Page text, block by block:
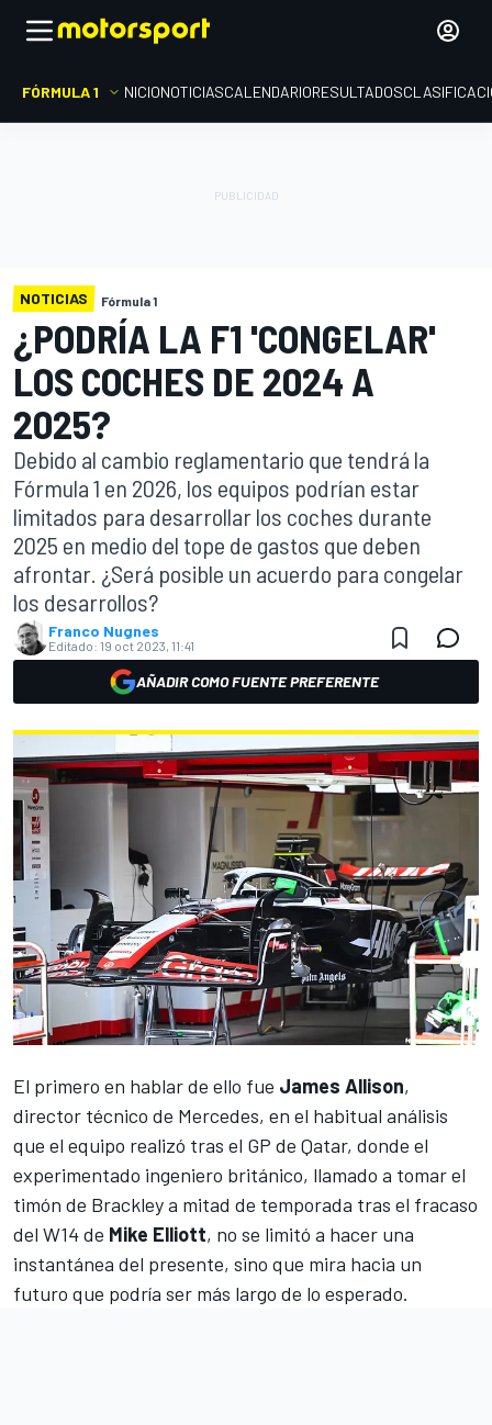
FÓRMULA 1 INICIONOTICIASCALENDARIORESULTADOS
NOTICIAS Fórmula 1
¿PODRÍA LA F1 'CONGELAR'
LOS COCHES DE 2024 A
2025?
Debido al cambio reglamentario que tendrá la
Fórmula 1 en 2026, los equipos podrían estar
limitados para desarrollar los coches durante
2025 en medio del tope de gastos que deben
afrontar. ¿Será posible un acuerdo para congelar
los desarrollos?
Franco Nugnes
Editado: 19 oct 2023, 11:41
AÑADIR COMO FUENTE PREFERENTE
El primero en hablar de ello fue James Allison,
director técnico de Mercedes, en el habitual análisis
que el equipo realizó tras el GP de Qatar, donde el
experimentado ingeniero británico, llamado a tomar el
timón de Brackley a mitad de temporada tras el fracaso
del W14 de Mike Elliott, no se limitó a hacer una
instantánea del presente, sino que mira hacia un
futuro que podría ser más largo de lo esperado.